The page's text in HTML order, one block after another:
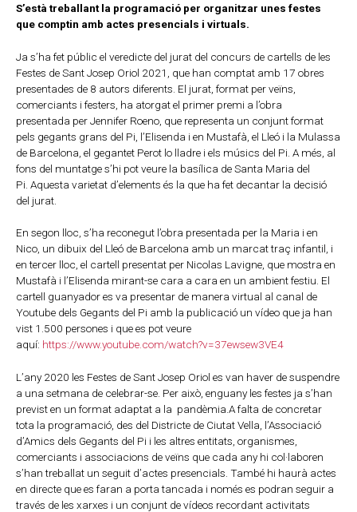
S’està treballant la programació per organitzar unes festes
que comptin amb actes presencials i virtuals.
Ja s’ha fet públic el veredicte del jurat del concurs de cartells de les
Festes de Sant Josep Oriol 2021, que han comptat amb 17 obres
presentades de 8 autors diferents. El jurat, format per veïns,
comerciants i festers, ha atorgat el primer premi a l’obra
presentada per Jennifer Roeno, que representa un conjunt format
pels gegants grans del Pi, l’Elisenda i en Mustafà, el Lleó i la Mulassa
de Barcelona, el gegantet Perot lo lladre i els músics del Pi. A més, al
fons del muntatge s’hi pot veure la basílica de Santa Maria del
Pi. Aquesta varietat d’elements és la que ha fet decantar la decisió
del jurat.
En segon lloc, s’ha reconegut l’obra presentada per la Maria i en
Nico, un dibuix del Lleó de Barcelona amb un marcat traç infantil, i
en tercer lloc, el cartell presentat per Nicolas Lavigne, que mostra en
Mustafà i l’Elisenda mirant-se cara a cara en un ambient festiu. El
cartell guanyador es va presentar de manera virtual al canal de
Youtube dels Gegants del Pi amb la publicació un vídeo que ja han
vist 1.500 persones i que es pot veure
aquí: https://www.youtube.com/watch?v=37ewsew3VE4
L’any 2020 les Festes de Sant Josep Oriol es van haver de suspendre
a una setmana de celebrar-se. Per això, enguany les festes ja s’han
previst en un format adaptat a la pandèmia.A falta de concretar
tota la programació, des del Districte de Ciutat Vella, l’Associació
d’Amics dels Gegants del Pi i les altres entitats, organismes,
comerciants i associacions de veïns que cada any hi col·laboren
s’han treballat un seguit d’actes presencials. També hi haurà actes
en directe que es faran a porta tancada i només es podran seguir a
través de les xarxes i un conjunt de vídeos recordant activitats